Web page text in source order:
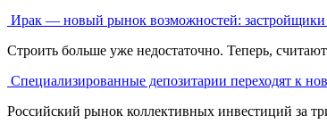
Ирак — новый рынок возможностей: застройщики
Строить больше уже недостаточно. Теперь,
Специализированные депозитарии переходят к
Российский рынок коллективных инвестиций за